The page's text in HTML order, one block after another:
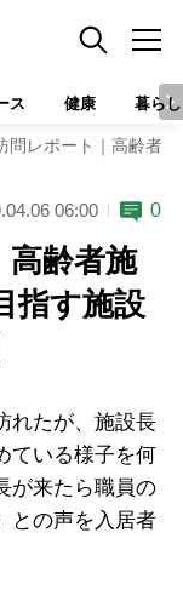
ス 健康 暮らし
問レポート｜高齢者
06:00 0
高齢者施
指す施設
れたが、施設長
ている様子を何
が来たら職員の
との声を入居者